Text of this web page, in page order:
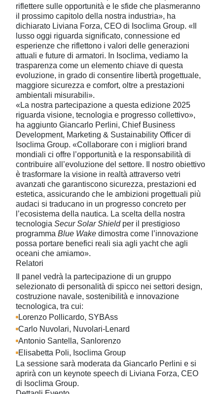
riflettere sulle opportunità e le sfide che plasmeranno
il prossimo capitolo della nostra industria», ha
dichiarato Liviana Forza, CEO di Isoclima Group. «Il
lusso oggi riguarda significato, connessione ed
esperienze che riflettono i valori delle generazioni
attuali e future di armatori. In Isoclima, vediamo la
trasparenza come un elemento chiave di questa
evoluzione, in grado di consentire libertà progettuale,
maggiore sicurezza e comfort, oltre a prestazioni
ambientali misurabili».
«La nostra partecipazione a questa edizione 2025
riguarda visione, tecnologia e progresso collettivo»,
ha aggiunto Giancarlo Perlini, Chief Business
Development, Marketing & Sustainability Officer di
Isoclima Group. «Collaborare con i migliori brand
mondiali ci offre l’opportunità e la responsabilità di
contribuire all’evoluzione del settore. Il nostro obiettivo
è trasformare la visione in realtà attraverso vetri
avanzati che garantiscono sicurezza, prestazioni ed
estetica, assicurando che le ambizioni progettuali più
audaci si traducano in un progresso concreto per
l’ecosistema della nautica. La scelta della nostra
tecnologia Secur Solar Shieldper il prestigioso
programma Blue Wake dimostra come l’innovazione
possa portare benefici reali sia agli yacht che agli
oceani che amiamo».
Relatori
Il panel vedrà la partecipazione di un gruppo
selezionato di personalità di spicco nei settori design,
costruzione navale, sostenibilità e innovazione
tecnologica, tra cui:
Lorenzo Pollicardo, SYBAss
Carlo Nuvolari, Nuvolari-Lenard
Antonio Santella, Sanlorenzo
Elisabetta Poli, Isoclima Group
La sessione sarà moderata da Giancarlo Perlini e si
aprirà con un keynote speech di Liviana Forza, CEO
di Isoclima Group.